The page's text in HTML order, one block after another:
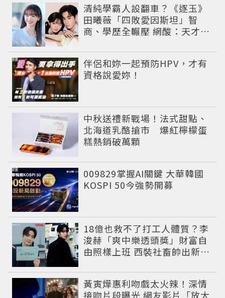
清純學霸人設翻車？《逐玉》
田曦薇「四敗愛因斯坦」智
商、學歷全輾壓 網酸：天才全
伴侶和妳一起預防HPV，才有
資格說愛妳！
PR
中秋送禮新戰場！法式甜點、
北海道乳酪搶市 爆紅檸檬蛋
糕熱銷破萬顆
009829掌握AI關鍵 大華韓國
KOSPI 50今強勢開募
PR
18億也救不了打工人體質？李
浚赫「爽中樂透頭獎」財富自
由照樣上班 西裝社畜帥出新高
黃寅燁惠利吻戲太火辣！深情
接吻片段曝光 網友影片「放大